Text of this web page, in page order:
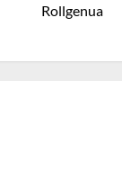
Rollgenua